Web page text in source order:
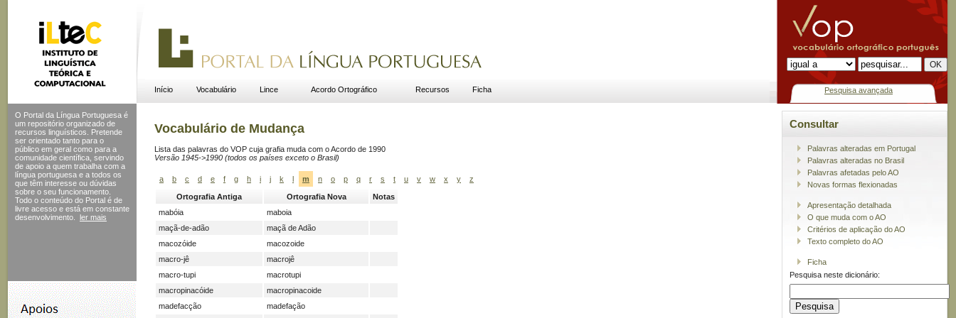
Início Vocabulário Lince Acordo Ortográfico Recursos Ficha Pesquisa avançada
O Portal da Língua Portuguesa é
um repositório organizado de
recursos linguísticos. Pretende
ser orientado tanto para o
público em geral como para a
comunidade científica, servindo
de apoio a quem trabalha com a
língua portuguesa e a todos os
que têm interesse ou dúvidas
sobre o seu funcionamento.
Todo o conteúdo do Portal é de
livre acesso e está em constante
desenvolvimento.
ler mais
Vocabulário de Mudança
Lista das palavras do VOP cuja grafia muda com o Acordo de 1990
Versão 1945->1990 (todos os países exceto o Brasil)
a b c d e f g h i j k l m n o p q r s t u v w x y z
Ortografia Antiga Ortografia Nova
Notas
mabóia
maboia
maçã-de-adão
maçã de Adão
macozóide
macozoide
macro-jê
macrojê
macro-tupi
macrotupi
macropinacóide
macropinacoide
madefacção
madefação
Consultar
Palavras alteradas em Portugal
Palavras alteradas no Brasil
Palavras afetadas pelo AO
Novas formas flexionadas
Apresentação detalhada
O que muda com o AO
Critérios de aplicação do AO
Texto completo do AO
Ficha
Pesquisa neste dicionário: